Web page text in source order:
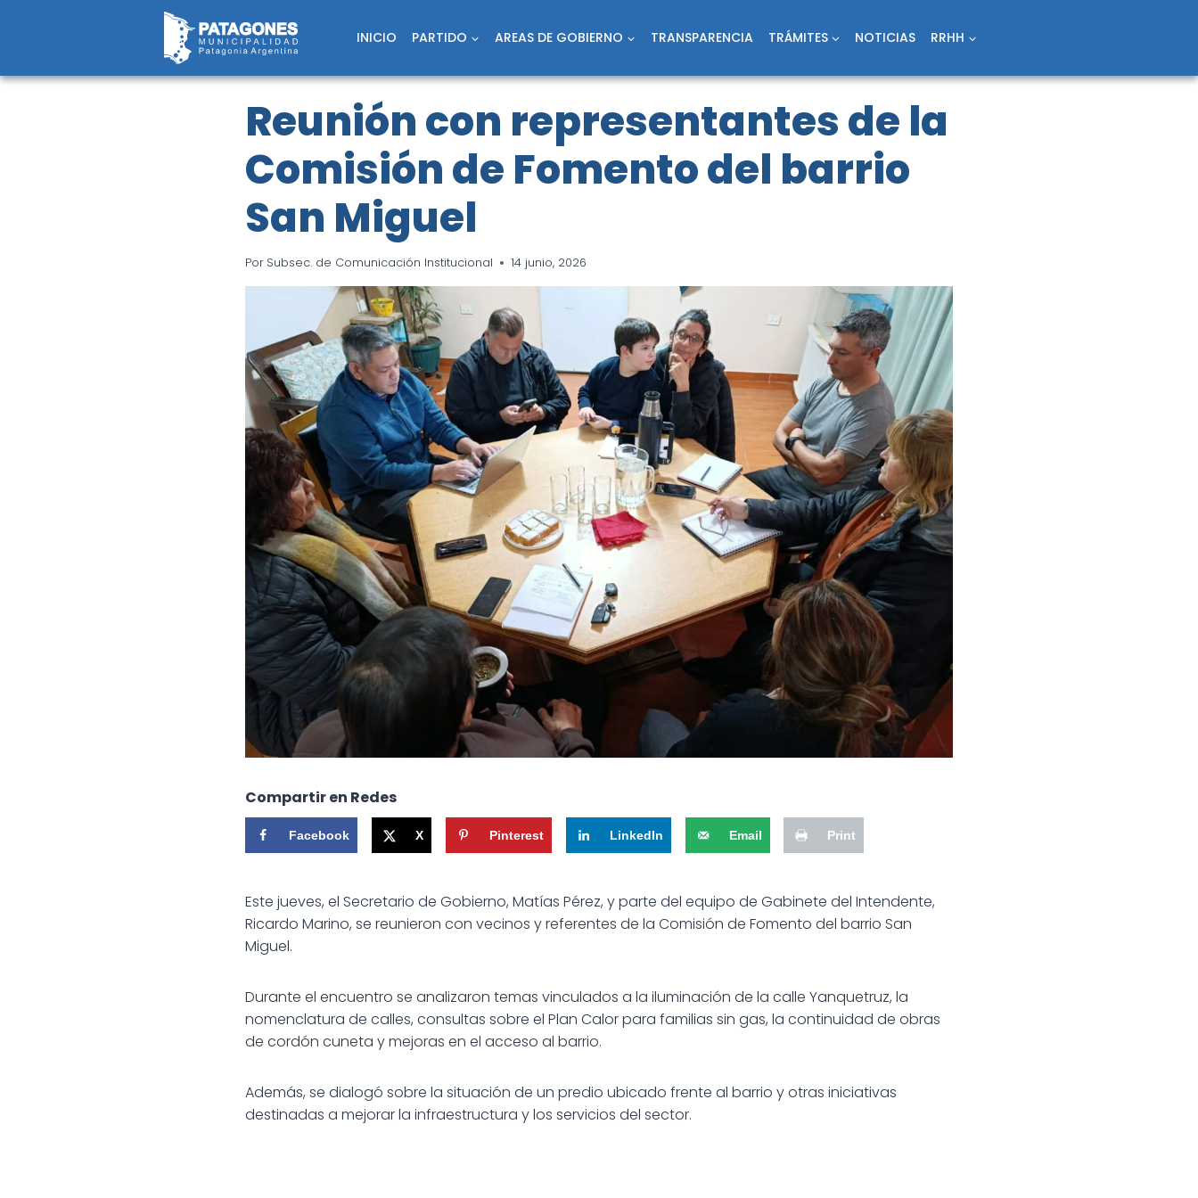
INICIO PARTIDO AREAS DE GOBIERNO TRANSPARENCIA TRÁMITES NOTICIAS RRHH
Reunión con representantes de la
Comisión de Fomento del barrio
San Miguel
Por Subsec. de Comunicación Institucional 14 junio, 2026
Compartir en Redes
Facebook X Pinterest LinkedIn Email Print
Este jueves, el Secretario de Gobierno, Matías Pérez, y parte del equipo de Gabinete del Intendente,
Ricardo Marino, se reunieron con vecinos y referentes de la Comisión de Fomento del barrio San
Miguel.
Durante el encuentro se analizaron temas vinculados a la iluminación de la calle Yanquetruz, la
nomenclatura de calles, consultas sobre el Plan Calor para familias sin gas, la continuidad de obras
de cordón cuneta y mejoras en el acceso al barrio.
Además, se dialogó sobre la situación de un predio ubicado frente al barrio y otras iniciativas
destinadas a mejorar la infraestructura y los servicios del sector.